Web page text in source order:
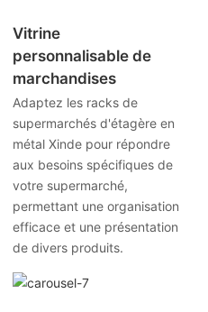
Vitrine
personnalisable de
marchandises
Adaptez les racks de
supermarchés d'étagère en
métal Xinde pour répondre
aux besoins spécifiques de
votre supermarché,
permettant une organisation
efficace et une présentation
de divers produits.